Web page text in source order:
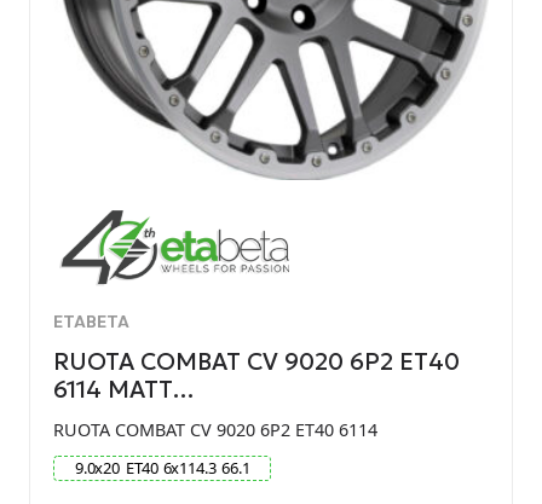
ETABETA
RUOTA COMBAT CV 9020 6P2 ET40
6114 MATT…
RUOTA COMBAT CV 9020 6P2 ET40 6114
9.0x20 ET40 6x114.3 66.1